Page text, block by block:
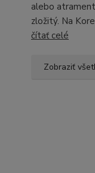
alebo
zložitý. Na
čítať celé
Zobraziť